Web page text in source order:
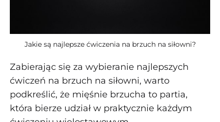
Jakie są najlepsze ćwiczenia na brzuch na siłowni?
Zabierając się za wybieranie najlepszych
ćwiczeń na brzuch na siłowni, warto
podkreślić, że mięśnie brzucha to partia,
która bierze udział w praktycznie każdym